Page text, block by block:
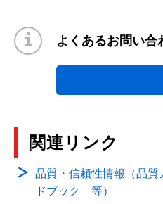
よくあるお問い合
関連リンク
品質・信頼性情報（品
ドブック 等）